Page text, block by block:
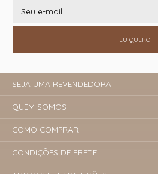
EU QUERO
SEJA UMA REVENDEDORA
QUEM SOMOS
COMO COMPRAR
CONDIÇÕES DE FRETE